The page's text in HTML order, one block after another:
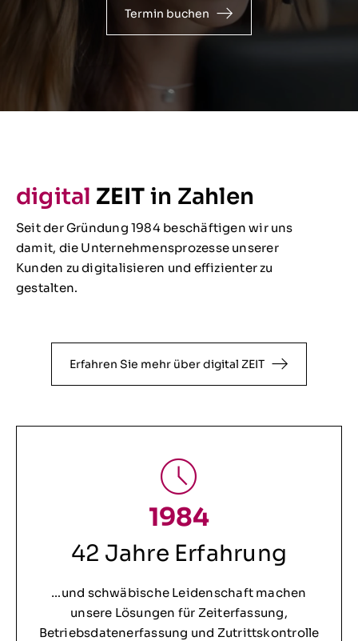
Termin buchen
1984
42 Jahre Erfahrung
…und schwäbische Leidenschaft machen
unsere Lösungen für Zeiterfassung,
Betriebsdatenerfassung und Zutrittskontrolle
digital ZEIT in Zahlen
Seit der Gründung 1984 beschäftigen wir uns
damit, die Unternehmensprozesse unserer
Kunden zu digitalisieren und effizienter zu
gestalten.
Erfahren Sie mehr über digital ZEIT